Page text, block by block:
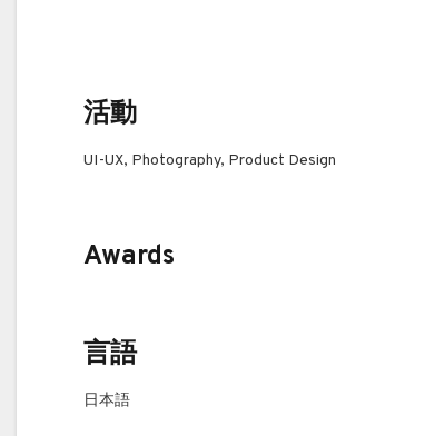
活動
UI-UX, Photography, Product Design
Awards
言語
日本語